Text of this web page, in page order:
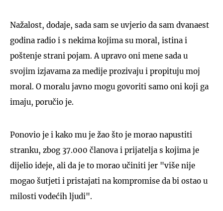
Nažalost, dodaje, sada sam se uvjerio da sam dvanaest
godina radio i s nekima kojima su moral, istina i
poštenje strani pojam. A upravo oni mene sada u
svojim izjavama za medije prozivaju i propituju moj
moral. O moralu javno mogu govoriti samo oni koji ga
imaju, poručio je.
Ponovio je i kako mu je žao što je morao napustiti
stranku, zbog 37.000 članova i prijatelja s kojima je
dijelio ideje, ali da je to morao učiniti jer "više nije
mogao šutjeti i pristajati na kompromise da bi ostao u
milosti vodećih ljudi".